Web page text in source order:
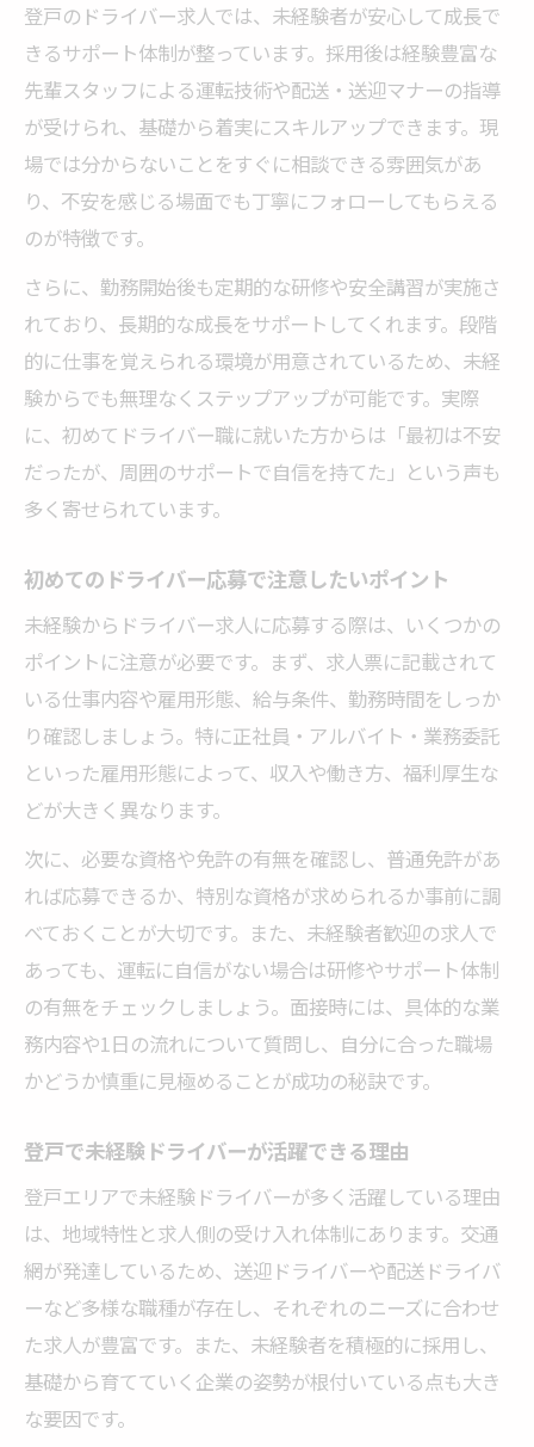
登戸のドライバー求人では、未経験者が安心して成長で
きるサポート体制が整っています。採用後は経験豊富な
先輩スタッフによる運転技術や配送・送迎マナーの指導
が受けられ、基礎から着実にスキルアップできます。現
場では分からないことをすぐに相談できる雰囲気があ
り、不安を感じる場面でも丁寧にフォローしてもらえる
のが特徴です。
さらに、勤務開始後も定期的な研修や安全講習が実施さ
れており、長期的な成長をサポートしてくれます。段階
的に仕事を覚えられる環境が用意されているため、未経
験からでも無理なくステップアップが可能です。実際
に、初めてドライバー職に就いた方からは「最初は不安
だったが、周囲のサポートで自信を持てた」という声も
多く寄せられています。
初めてのドライバー応募で注意したいポイント
未経験からドライバー求人に応募する際は、いくつかの
ポイントに注意が必要です。まず、求人票に記載されて
いる仕事内容や雇用形態、給与条件、勤務時間をしっか
り確認しましょう。特に正社員・アルバイト・業務委託
といった雇用形態によって、収入や働き方、福利厚生な
どが大きく異なります。
次に、必要な資格や免許の有無を確認し、普通免許があ
れば応募できるか、特別な資格が求められるか事前に調
べておくことが大切です。また、未経験者歓迎の求人で
あっても、運転に自信がない場合は研修やサポート体制
の有無をチェックしましょう。面接時には、具体的な業
務内容や1日の流れについて質問し、自分に合った職場
かどうか慎重に見極めることが成功の秘訣です。
登戸で未経験ドライバーが活躍できる理由
登戸エリアで未経験ドライバーが多く活躍している理由
は、地域特性と求人側の受け入れ体制にあります。交通
網が発達しているため、送迎ドライバーや配送ドライバ
ーなど多様な職種が存在し、それぞれのニーズに合わせ
た求人が豊富です。また、未経験者を積極的に採用し、
基礎から育てていく企業の姿勢が根付いている点も大き
な要因です。